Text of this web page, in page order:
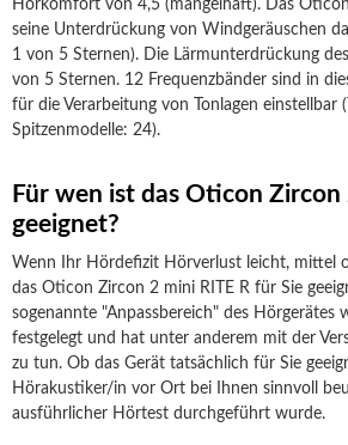
Hörkomfort von 4,5 (mangelhaft). Das
seine Unterdrückung von Windgeräuschen
1 von 5 Sternen). Die Lärmunterdrückung
von 5 Sternen. 12 Frequenzbänder sind in
für die Verarbeitung von Tonlagen einstellbar
Spitzenmodelle: 24).
Für wen ist das Oticon Zircon
geeignet?
Wenn Ihr Hördefizit Hörverlust leicht, mittel
das Oticon Zircon 2 mini RITE R für Sie
sogenannte "Anpassbereich" des Hörgerätes
festgelegt und hat unter anderem mit der
zu tun. Ob das Gerät tatsächlich für Sie
Hörakustiker/in vor Ort bei Ihnen sinnvoll
ausführlicher Hörtest durchgeführt wurde.